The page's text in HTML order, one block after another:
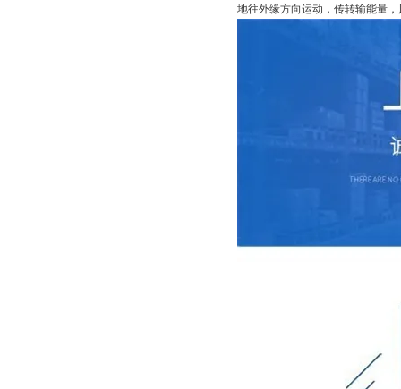
地往外缘方向运动，传转输能量